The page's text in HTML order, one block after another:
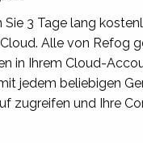
Sie 3 Tage lang
Alle von Refog
in Ihrem Cloud-
jedem beliebigen
zugreifen und Ihre